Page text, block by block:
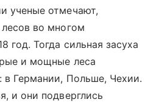
ученые отмечают,
во многом
год. Тогда сильная засуха
и мощные леса
в Германии, Польше, Чехии.
и они подверглись